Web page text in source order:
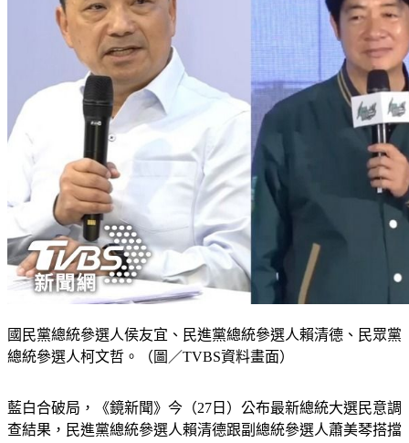
總統參選人柯文哲。（圖／TVBS資料畫面）
查結果，民進黨總統參選人賴清德跟副總統參選人蕭美琴搭擋
的「賴蕭配」獲得30.5%仍居冠，國民黨總統參選人侯友宜、